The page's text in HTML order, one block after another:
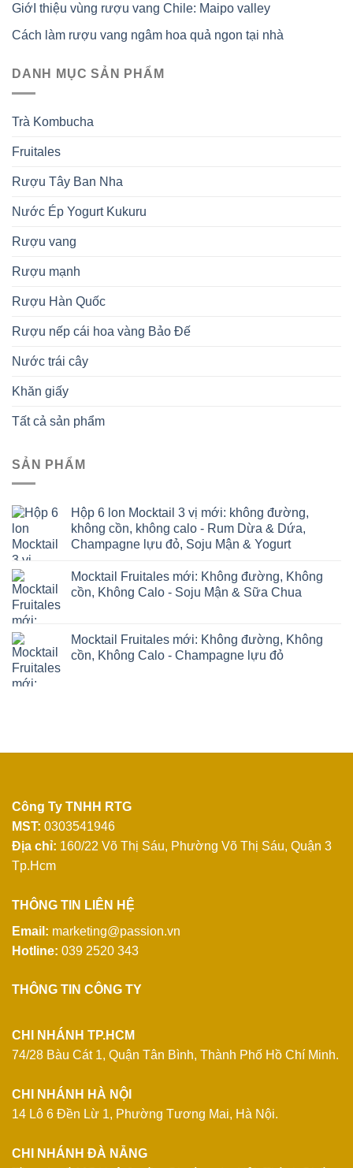
GiớI thiệu vùng rượu vang Chile: Maipo valley
Cách làm rượu vang ngâm hoa quả ngon tại nhà
DANH MỤC SẢN PHẨM
Trà Kombucha
Fruitales
Rượu Tây Ban Nha
Nước Ép Yogurt Kukuru
Rượu vang
Rượu mạnh
Rượu Hàn Quốc
Rượu nếp cái hoa vàng Bảo Đế
Nước trái cây
Khăn giấy
Tất cả sản phẩm
SẢN PHẨM
Hộp 6 lon Mocktail 3 vị mới: không đường,
không cồn, không calo - Rum Dừa & Dứa,
Champagne lựu đỏ, Soju Mận & Yogurt
Mocktail Fruitales mới: Không đường, Không
cồn, Không Calo - Soju Mận & Sữa Chua
Mocktail Fruitales mới: Không đường, Không
cồn, Không Calo - Champagne lựu đỏ
Công Ty TNHH RTG
MST: 0303541946
Địa chỉ: 160/22 Võ Thị Sáu, Phường Võ Thị Sáu, Quận 3
Tp.Hcm
THÔNG TIN LIÊN HỆ
Email: marketing@passion.vn
Hotline: 039 2520 343
THÔNG TIN CÔNG TY
CHI NHÁNH TP.HCM
74/28 Bàu Cát 1, Quận Tân Bình, Thành Phố Hồ Chí Minh.
CHI NHÁNH HÀ NỘI
14 Lô 6 Đền Lừ 1, Phường Tương Mai, Hà Nội.
CHI NHÁNH ĐÀ NẴNG